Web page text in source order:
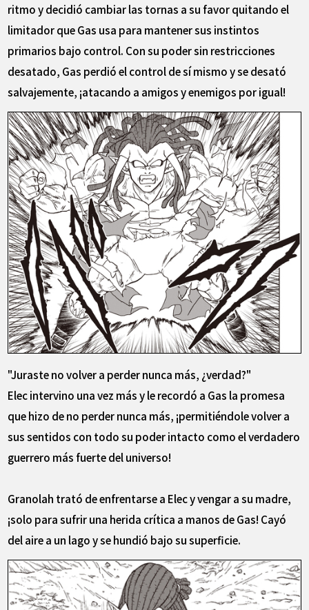
ritmo y decidió cambiar las tornas a su favor quitando el
limitador que Gas usa para mantener sus instintos
primarios bajo control. Con su poder sin restricciones
desatado, Gas perdió el control de sí mismo y se desató
salvajemente, ¡atacando a amigos y enemigos por igual!
"Juraste no volver a perder nunca más, ¿verdad?"
Elec intervino una vez más y le recordó a Gas la promesa
que hizo de no perder nunca más, ¡permitiéndole volver a
sus sentidos con todo su poder intacto como el verdadero
guerrero más fuerte del universo!
Granolah trató de enfrentarse a Elec y vengar a su madre,
¡solo para sufrir una herida crítica a manos de Gas! Cayó
del aire a un lago y se hundió bajo su superficie.